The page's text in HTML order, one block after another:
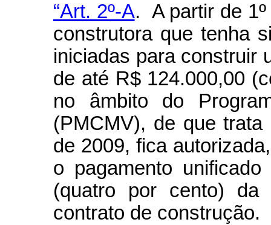
“Art. 2º-A. A partir de
construtora que tenha
iniciadas para construir
de até R$ 124.000,00
no âmbito do
(PMCMV), de que
de 2009, fica
o pagamento
(quatro por cento) da
contrato de construção.